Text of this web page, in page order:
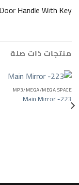
Door
صلة
MP3/
Main